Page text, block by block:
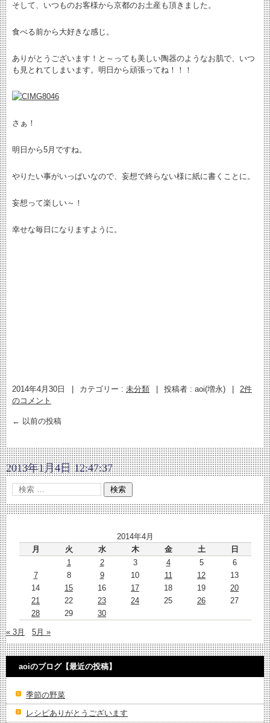
そして、いつものお客様から京都のお土産も頂きました。
食べる前から大好きな感じ。
ありがとうございます！と～っても美しい陶器のようなお肌で、いつ
も見とれてしまいます。明日から頑張ってね！！！
さぁ！
明日から5月ですね。
やりたい事がいっぱいなので、妄想で終らない様に紙に書くことに。
妄想って楽しい～！
幸せな毎日になりますように。
2014年4月30日 カテゴリー : 未分類 投稿者 : aoi(増永)
2件
のコメント
← 以前の投稿
2013年1月4日 12:47:37
2014年4月
月
火 水 木 金 土
日
1
2 3 4 5
6
7
8 9 10 11 12
13
14
15 16 17 18 19
20
21
22 23 24 25 26
27
28
29 30
« 3月 5月 »
aoiのブログ【最近の投稿】
季節の野菜
レシピありがとうございます